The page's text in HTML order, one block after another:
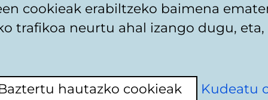
Erabilerraztasuna
cookieak erabiltzeko baimena
trafikoa neurtu ahal izango dugu,
hautazko cookieak Kudeatu